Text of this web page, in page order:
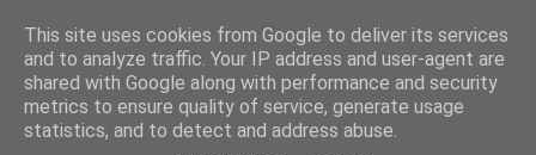
This site uses cookies from Google to deliver its services
and to analyze traffic. Your IP address and user-agent are
shared with Google along with performance and security
metrics to ensure quality of service, generate usage
statistics, and to detect and address abuse.